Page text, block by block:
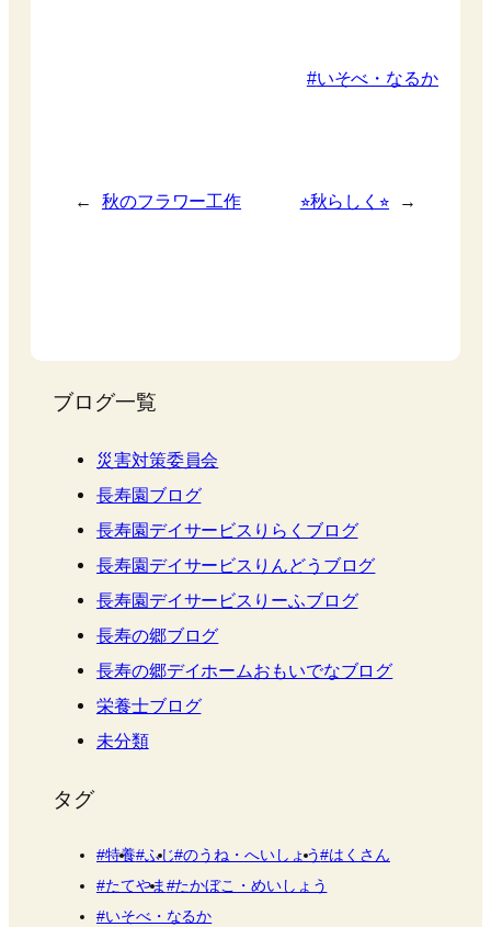
いそべ・なるか
← 秋のフラワー工作 ⭐︎秋らしく⭐︎ →
ブログ一覧
災害対策委員会
長寿園ブログ
長寿園デイサービスりらくブログ
長寿園デイサービスりんどうブログ
長寿園デイサービスりーふブログ
長寿の郷ブログ
長寿の郷デイホームおもいでなブログ
栄養士ブログ
未分類
タグ
特養 ふじ のうね・へいしょう はくさん
たてやま
たかぼこ・めいしょう
いそべ・なるか